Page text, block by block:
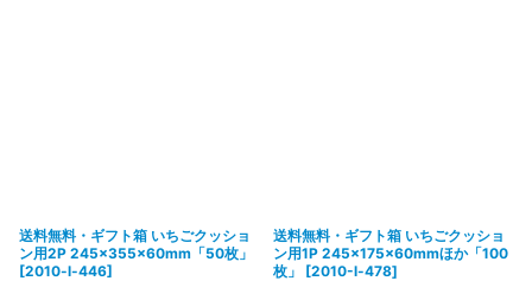
送料無料・ギフト箱 いちごクッショ
ン用2P 245×355×60mm「50枚」
[2010-l-446]
送料無料・ギフト箱 いちごクッショ
ン用1P 245×175×60mmほか「100
枚」
[2010-l-478]